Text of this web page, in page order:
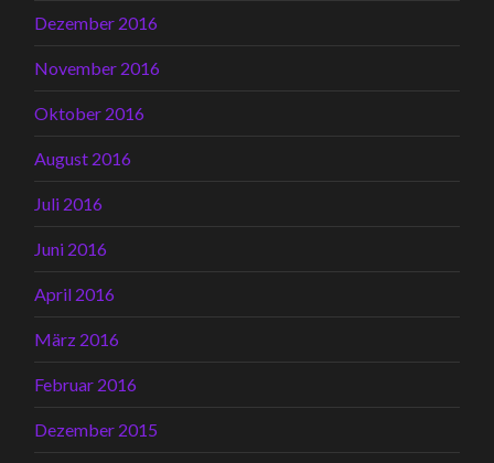
Dezember 2016
November 2016
Oktober 2016
August 2016
Juli 2016
Juni 2016
April 2016
März 2016
Februar 2016
Dezember 2015